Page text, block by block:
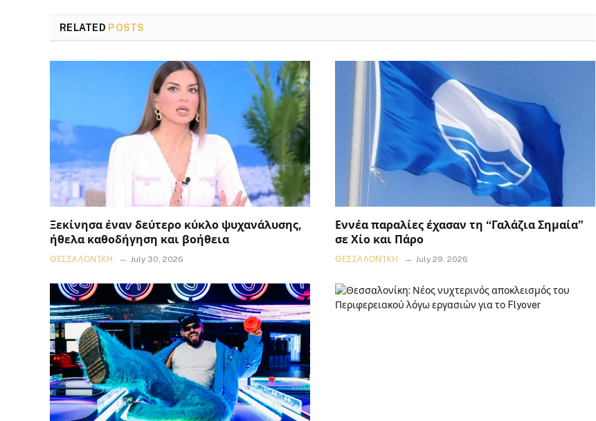
RELATED POSTS
Ξεκίνησα έναν δεύτερο κύκλο ψυχανάλυσης,
ήθελα καθοδήγηση και βοήθεια
ΘΕΣΣΑΛΟΝΊΚΗ July 30, 2026
Εννέα παραλίες έχασαν τη “Γαλάζια Σημαία”
σε Χίο και Πάρο
ΘΕΣΣΑΛΟΝΊΚΗ July 29, 2026